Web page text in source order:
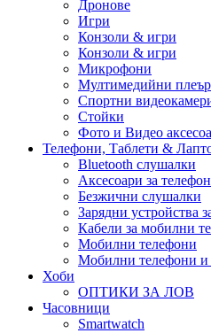
Дронове
Игри
Конзоли & игри
Конзоли & игри
Микрофони
Мултимедийни
Спортни
Стойки
Фото и Видео
Телефони, Таблети &
Bluetooth слушалки
Аксесоари за
Безжични слушалки
Зарядни устройства
Кабели за мобилни
Мобилни телефони
Мобилни телефони и
Хоби
ОПТИКИ ЗА ЛОВ
Часовници
Smartwatch